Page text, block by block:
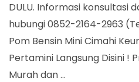
DULU. Informasi konsultasi
hubungi 0852-2164-2963
Pom Bensin Mini Cimahi
Pertamini Langsung Disini !
Murah dan …